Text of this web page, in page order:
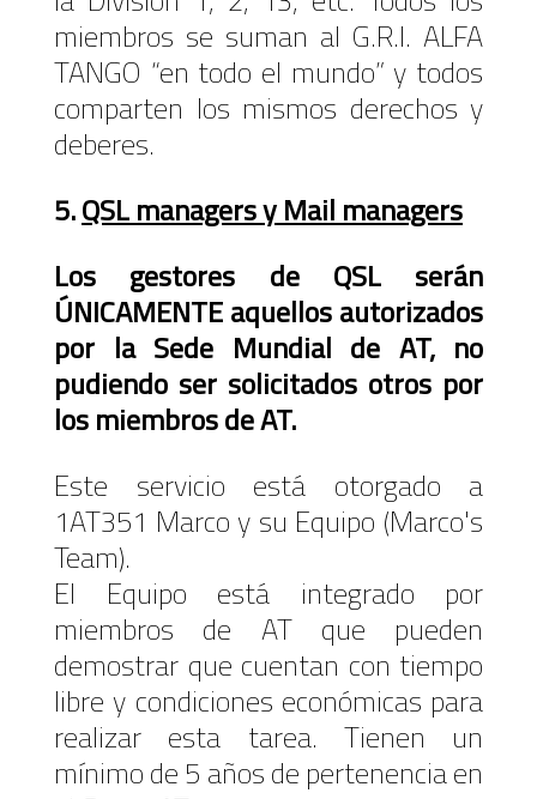
miembros se suman al G.R.I. ALFA
TANGO “en todo el mundo” y todos
comparten los mismos derechos y
deberes.
5.QSL managers y Mail managers
Los gestores de QSL serán
ÚNICAMENTE aquellos autorizados
por la Sede Mundial de AT, no
pudiendo ser solicitados otros por
los miembros de AT.
Este servicio está otorgado a
1AT351 Marco y su Equipo (Marco's
Team).
El Equipo está integrado por
miembros de AT que pueden
demostrar que cuentan con tiempo
libre y condiciones económicas para
realizar esta tarea. Tienen un
mínimo de 5 años de pertenencia en